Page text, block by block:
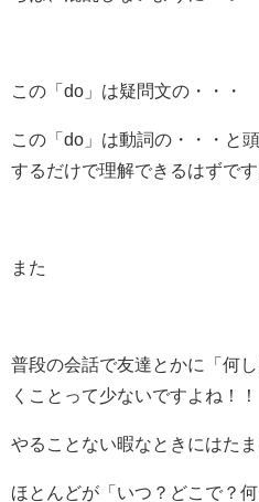
この「do」は疑問文の・・・
この「do」は動詞の・・・と
するだけで理解できるはずです
また
普段の会話で友達とかに「何
くことって少ないですよね！！
やることない暇なときにはたま
ほとんどが「いつ？どこで？